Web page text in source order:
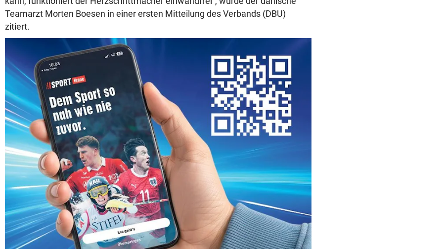
Teamarzt Morten Boesen in einer ersten Mitteilung des Verbands (DBU)
zitiert.